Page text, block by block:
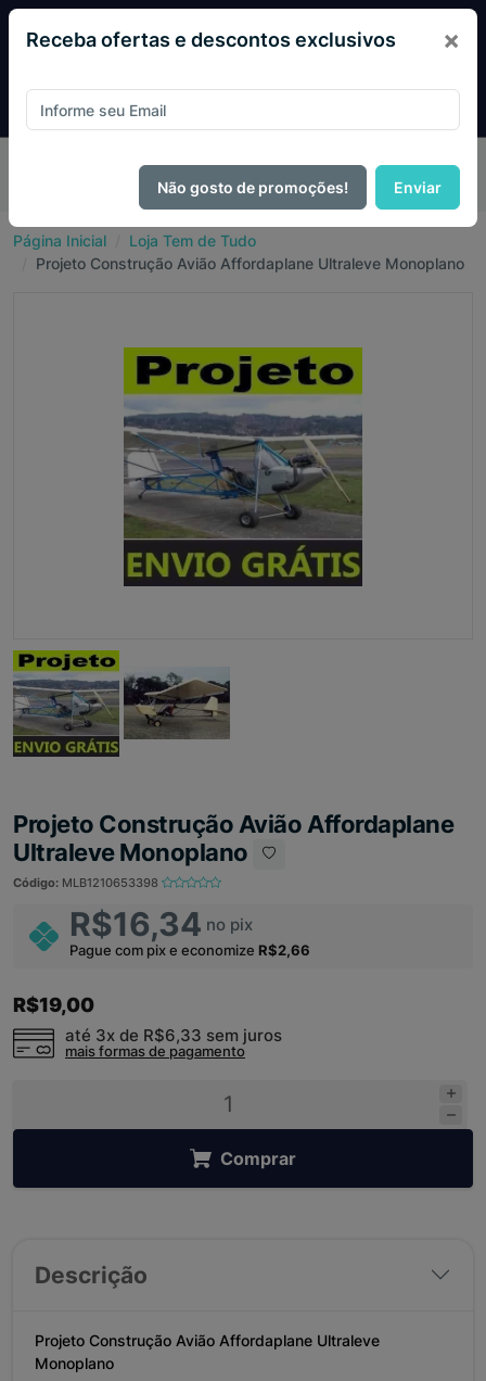
PIX e ganhe 14% OFF em todo o site no mês
de Agosto.
Página Inicial
Loja Tem de Tudo
Projeto Construção Avião Affordaplane Ultraleve Monoplano
Projeto Construção Avião Affordaplane
Ultraleve Monoplano
Código: MLB1210653398
R$16,34 no pix
Pague com pix e economize R$2,66
R$19,00
até 3x de R$6,33 sem juros
mais formas de pagamento
Comprar
Descrição
Projeto Construção Avião Affordaplane Ultraleve
Monoplano
Receba ofertas e descontos exclusivos ×
Não gosto de promoções! Enviar